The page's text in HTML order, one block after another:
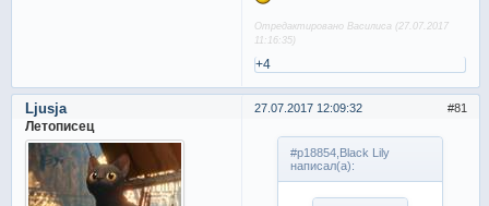
Отредактировано Василиса (27.07.2017
11:16:35)
+4
81
27.07.2017 12:09:32
Ljusja
Летописец
#p18854,Black Lily
написал(а):